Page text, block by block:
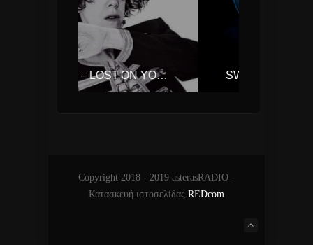
Copyright 2018 - 2019 asterasRADIO -
Κατασκευή ιστοσελίδας REDcom